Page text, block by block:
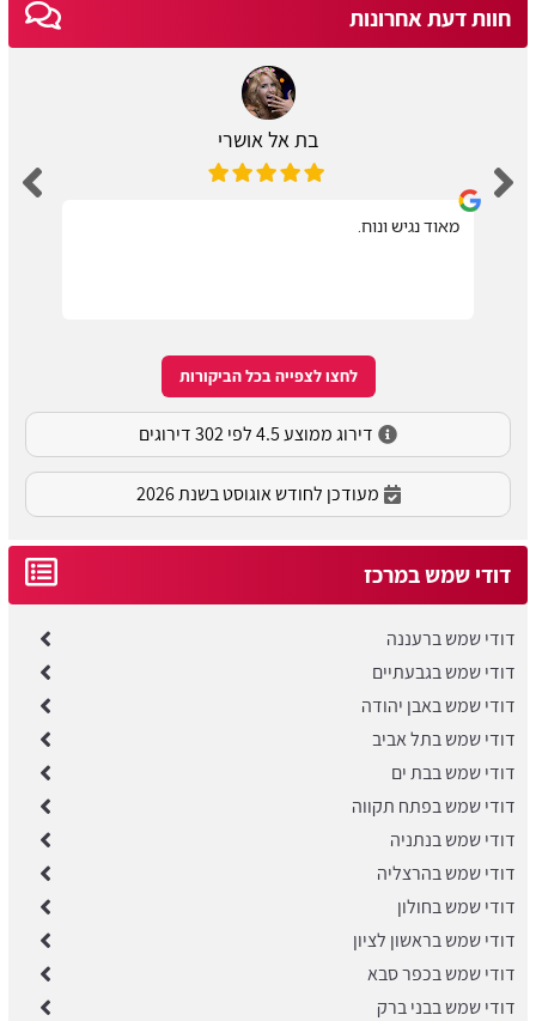
חוות דעת אחרונות
בת אל אושרי
מאוד נגיש ונוח.
לחצו לצפייה בכל הביקורות
דירוג ממוצע 4.5 לפי 302 דירוגים
מעודכן לחודש אוגוסט בשנת 2026
דודי שמש במרכז
דודי שמש ברעננה
דודי שמש בגבעתיים
דודי שמש באבן יהודה
דודי שמש בתל אביב
דודי שמש בבת ים
דודי שמש בפתח תקווה
דודי שמש בנתניה
דודי שמש בהרצליה
דודי שמש בחולון
דודי שמש בראשון לציון
דודי שמש בכפר סבא
דודי שמש בבני ברק